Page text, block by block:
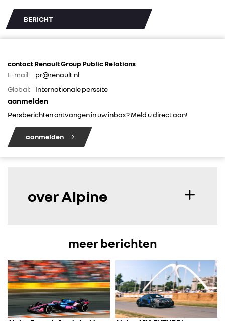
FOTO’S & VIDEO’S
CONTACT
BERICHT
contact Renault Group Public Relations
E-mail:
pr@renault.nl
Global:
Internationale perssite
aanmelden
Persberichten ontvangen in uw inbox? Meld u direct aan!
aanmelden
over Alpine
meer berichten